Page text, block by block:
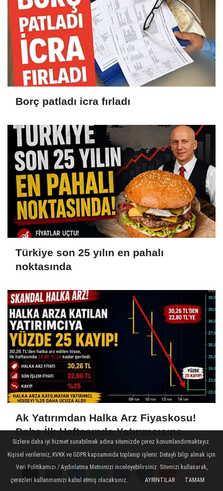
Yorumlar
Yorumlar
Yorumlar
Borç patladı icra fırladı
Türkiye son 25 yılın en pahalı
noktasında
Ak Yatırımdan Halka Arz Fiyaskosu!
Daha İlk Haftasında Yatırımcısına
Yüzde 25 Kaybettirdi
Sizlere daha iyi hizmet sunabilmek adına sitemizde çerez konumlandırmaktayız.
Kişisel verileriniz, KVKK ve GDPR kapsamında toplanıp işlenir. Detaylı bilgi almak için
Veri Politikamızı / Aydınlatma Metnimizi inceleyebilirsiniz. Sitemizi kullanarak,
çerezleri kullanmamızı kabul etmiş olacaksınız.
AYRINTILAR TAMAM